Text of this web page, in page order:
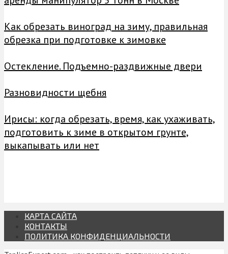
Как обрезать виноград на зиму, правильная
обрезка при подготовке к зимовке
Остекление. Подъемно-раздвижные двери
Разновидности щебня
Ирисы: когда обрезать, время, как ухаживать,
подготовить к зиме в открытом грунте,
выкапывать или нет
КАРТА САЙТА
КОНТАКТЫ
ПОЛИТИКА КОНФИДЕНЦИАЛЬНОСТИ